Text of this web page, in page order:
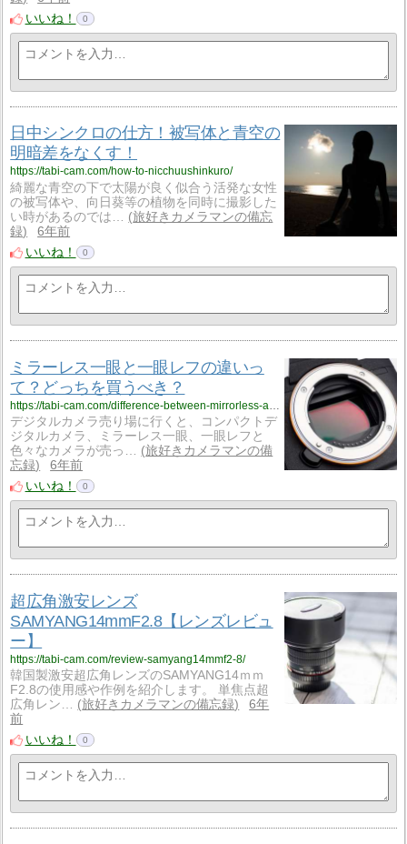
いいね！
0
日中シンクロの仕方！被写体と青空の
明暗差をなくす！
https://tabi-cam.com/how-to-nicchuushinkuro/
綺麗な青空の下で太陽が良く似合う活発な女性
の被写体や、向日葵等の植物を同時に撮影した
い時があるのでは…
旅好きカメラマンの備忘
録
6年前
いいね！
0
ミラーレス一眼と一眼レフの違いっ
て？どっちを買うべき？
デジタルカメラ売り場に行くと、コンパクトデ
ジタルカメラ、ミラーレス一眼、一眼レフと
色々なカメラが売っ…
旅好きカメラマンの備
忘録
6年前
いいね！
0
超広角激安レンズ
SAMYANG14mmF2.8【レンズレビュ
ー】
https://tabi-cam.com/review-samyang14mmf2-8/
韓国製激安超広角レンズのSAMYANG14ｍｍ
F2.8の使用感や作例を紹介します。 単焦点超
広角レン…
旅好きカメラマンの備忘録
6年
前
いいね！
0